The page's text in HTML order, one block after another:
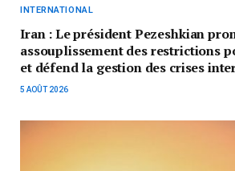
INTERNATIONAL
Iran : Le président Pezeshkian
assouplissement des restrictions
et défend la gestion des crises
5 AOÛT 2026